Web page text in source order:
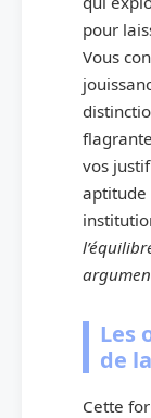
pour
Vous
vos
aptitude
Les
de
Cette